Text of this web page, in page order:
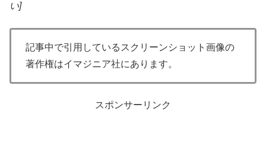
い]
記事中で引用しているスクリーンショット画像の
著作権はイマジニア社にあります。
スポンサーリンク